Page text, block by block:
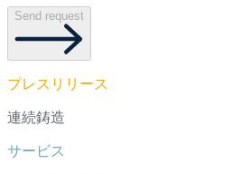
Send request
プレスリリース
連続鋳造
サービス